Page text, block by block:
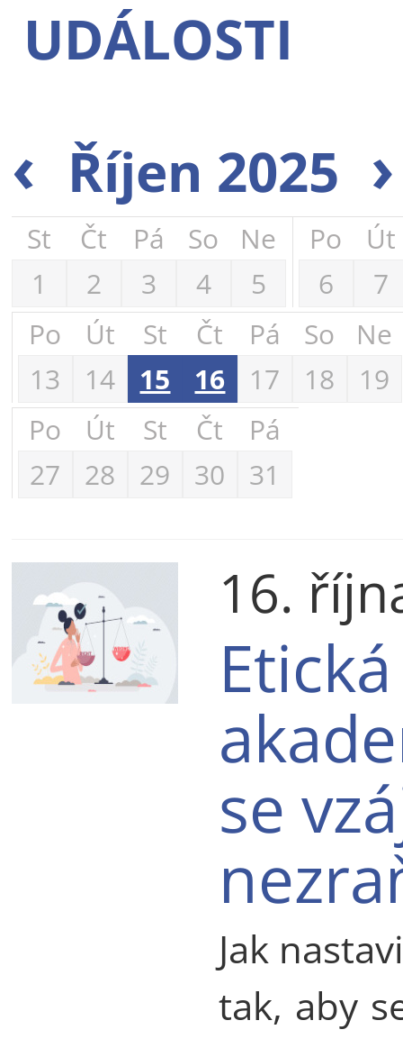
UDÁLOSTI
‹ Říjen 2025 ›
St Čt Pá So
Ne
1
2 3 4 5
Po
Út
6
7
Po
Út St Čt Pá So
Ne
13
14 15 16 17 18
19
Po
Út St Čt
Pá
27
28 29 30 31
16.
se
Jak
tak, aby